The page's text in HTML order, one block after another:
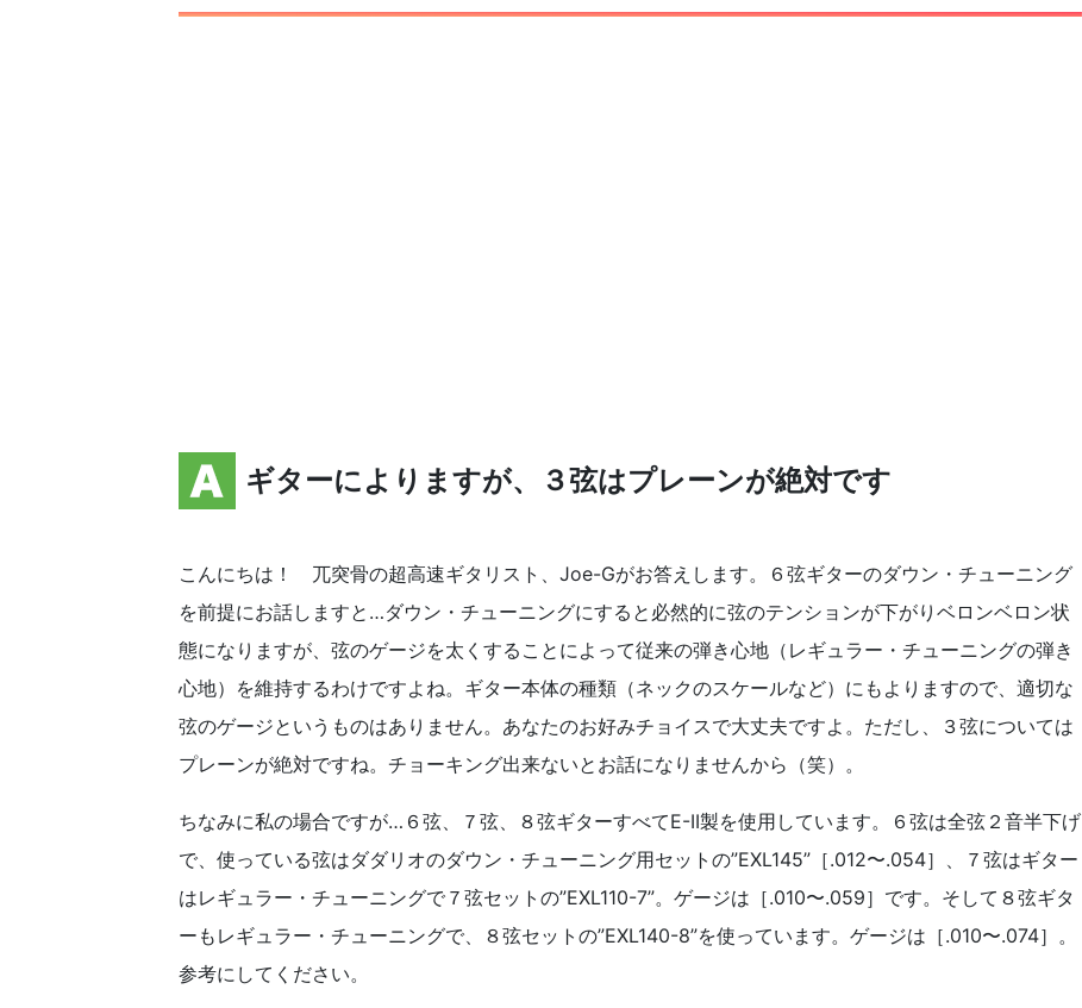
ギターによりますが、３弦はプレーンが絶対です
こんにちは！ 兀突骨の超高速ギタリスト、Joe-Gがお答えします。６弦ギターのダウン・チューニング
を前提にお話しますと…ダウン・チューニングにすると必然的に弦のテンションが下がりベロンベロン状
態になりますが、弦のゲージを太くすることによって従来の弾き心地（レギュラー・チューニングの弾き
心地）を維持するわけですよね。ギター本体の種類（ネックのスケールなど）にもよりますので、適切な
弦のゲージというものはありません。あなたのお好みチョイスで大丈夫ですよ。ただし、３弦については
プレーンが絶対ですね。チョーキング出来ないとお話になりませんから（笑）。
ちなみに私の場合ですが…６弦、７弦、８弦ギターすべてE-II製を使用しています。６弦は全弦２音半下げ
で、使っている弦はダダリオのダウン・チューニング用セットの”EXL145”［.012〜.054］、７弦はギター
はレギュラー・チューニングで７弦セットの”EXL110-7”。ゲージは［.010〜.059］です。そして８弦ギタ
ーもレギュラー・チューニングで、８弦セットの”EXL140-8”を使っています。ゲージは［.010〜.074］。
参考にしてください。